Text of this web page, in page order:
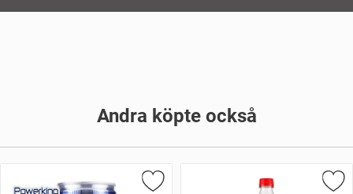
Andra köpte också